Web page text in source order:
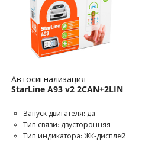
Автосигнализация
StarLine A93 v2 2CAN+2LIN
Запуск двигателя: да
Тип связи: двусторонняя
Тип индикатора: ЖК-дисплей